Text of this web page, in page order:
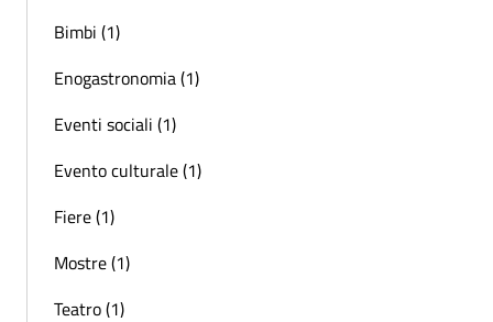
Bimbi (1)
Enogastronomia (1)
Eventi sociali (1)
Evento culturale (1)
Fiere (1)
Mostre (1)
Teatro (1)